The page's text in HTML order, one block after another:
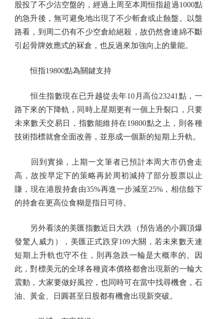
股投了不少沽空盤的，經過上周至本周恒指超過1000點
的急升後，無可避免地出現了不少斬倉或止蝕盤。以盤
路看，到周二仍有不少空倉給絕殺，故仍然會連綿不斷
引起骨牌效應式的冧倉，也反過來加強向上的量能。
恒指19800點為關鍵支持
恒生指數現在已升越從去年10月高位23241點，一
路下來的下降軌，同時上星期更有一個上升裂口，只要
未來數天交易日，指數能維持在19800點之上，則各種
技術指標就會全面改善，並形成一個新的短期上升軌。
回到實操，上期一文筆者已預計本周大市仍會走
高，故按早定下的策略再於周初減持了部分股票以止
賺，現在港股持倉由35%再進一步減至25%，相信餘下
的持倉在更高位食糊是指日可待。
另外看淡的美匯指數近日大跌（預告過的小圓頂爆
發驚人威力），美匯正式跌穿109大關，若未來數天連
短期上升軌也守不住，則再急跌一輪是大概率的。因
此，對標美元的全球各種資本價格都會出現新的一輪大
震動，大家要做好風控，也同時可在當中找尋機會，石
油、黃金、日圓甚至日股都有機會出現新突破。